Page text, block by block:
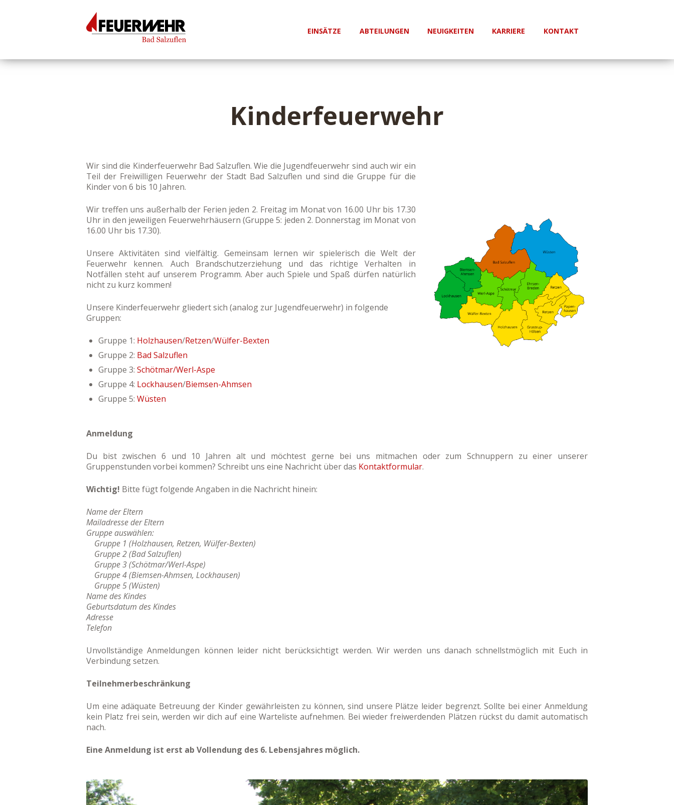
EINSÄTZE ABTEILUNGEN NEUIGKEITEN KARRIERE KONTAKT
Kinderfeuerwehr
Wir sind die Kinderfeuerwehr Bad Salzuflen. Wie die Jugendfeuerwehr sind auch wir ein
Teil der Freiwilligen Feuerwehr der Stadt Bad Salzuflen und sind die Gruppe für die
Kinder von 6 bis 10 Jahren.
Wir treffen uns außerhalb der Ferien jeden 2. Freitag im Monat von 16.00 Uhr bis 17.30
Uhr in den jeweiligen Feuerwehrhäusern (Gruppe 5: jeden 2. Donnerstag im Monat von
16.00 Uhr bis 17.30).
Unsere Aktivitäten sind vielfältig. Gemeinsam lernen wir spielerisch die Welt der
Feuerwehr kennen. Auch Brandschutzerziehung und das richtige Verhalten in
Notfällen steht auf unserem Programm. Aber auch Spiele und Spaß dürfen natürlich
nicht zu kurz kommen!
Unsere Kinderfeuerwehr gliedert sich (analog zur Jugendfeuerwehr) in folgende
Gruppen:
Gruppe 1: Holzhausen/Retzen/Wülfer-Bexten
Gruppe 2: Bad Salzuflen
Gruppe 3: Schötmar/Werl-Aspe
Gruppe 4: Lockhausen/Biemsen-Ahmsen
Gruppe 5: Wüsten
Anmeldung
Du bist zwischen 6 und 10 Jahren alt und möchtest gerne bei uns mitmachen oder zum Schnuppern zu einer unserer
Gruppenstunden vorbei kommen? Schreibt uns eine Nachricht über das Kontaktformular.
Wichtig! Bitte fügt folgende Angaben in die Nachricht hinein:
Name der Eltern
Mailadresse der Eltern
Gruppe auswählen:
Gruppe 1 (Holzhausen, Retzen, Wülfer-Bexten)
Gruppe 2 (Bad Salzuflen)
Gruppe 3 (Schötmar/Werl-Aspe)
Gruppe 4 (Biemsen-Ahmsen, Lockhausen)
Gruppe 5 (Wüsten)
Name des Kindes
Geburtsdatum des Kindes
Adresse
Telefon
Unvollständige Anmeldungen können leider nicht berücksichtigt werden. Wir werden uns danach schnellstmöglich mit Euch in
Verbindung setzen.
Teilnehmerbeschränkung
Um eine adäquate Betreuung der Kinder gewährleisten zu können, sind unsere Plätze leider begrenzt. Sollte bei einer Anmeldung
kein Platz frei sein, werden wir dich auf eine Warteliste aufnehmen. Bei wieder freiwerdenden Plätzen rückst du damit automatisch
nach.
Eine Anmeldung ist erst ab Vollendung des 6. Lebensjahres möglich.